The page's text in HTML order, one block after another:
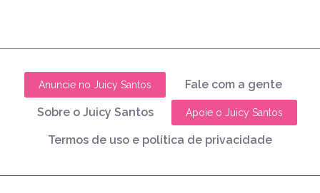
Anuncie no Juicy Santos Fale com a gente
Sobre o Juicy Santos Apoie o Juicy Santos
Termos de uso e política de privacidade